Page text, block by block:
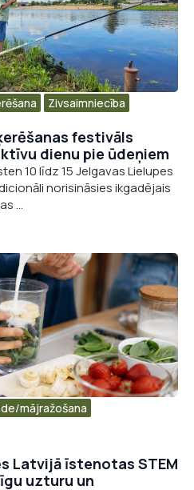
Zivsaimniecība
festivāls
dienu pie ūdeņiem
10 līdz 15 Jelgavas Lielupes
norisināsies ikgadējais
...
mājražošana​
Latvijā īstenotas STEM
uzturu un